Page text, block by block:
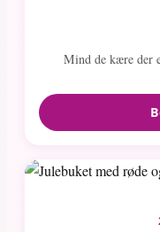
Mind de kære der